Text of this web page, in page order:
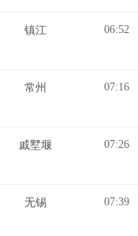
镇江 06:52
常州 07:16
戚墅堰 07:26
无锡 07:39